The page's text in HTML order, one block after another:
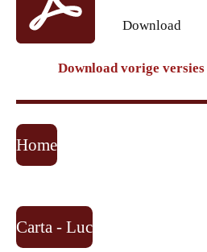
Download
Download vorige versies
Home
Carta - Luc